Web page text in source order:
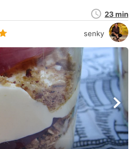
senky
Doba
přípravy
23 min